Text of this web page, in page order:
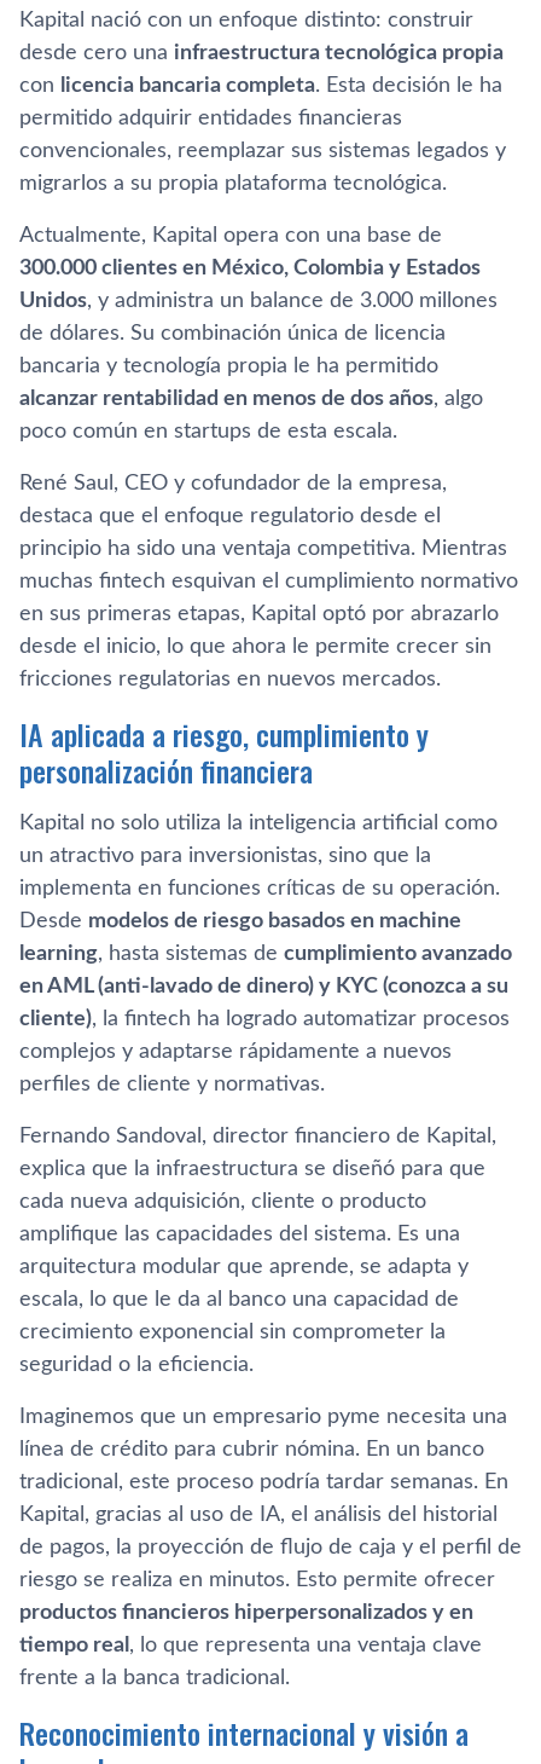
Kapital nació con un enfoque distinto: construir
desde cero una infraestructura tecnológica propia
con
licencia bancaria completa. Esta decisión le ha
permitido adquirir entidades financieras
convencionales, reemplazar sus sistemas legados y
migrarlos a su propia plataforma tecnológica.
Actualmente, Kapital opera con una base de
300.000 clientes en México, Colombia y Estados
Unidos, y administra un balance de 3.000 millones
de dólares. Su combinación única de licencia
bancaria y tecnología propia le ha permitido
alcanzar rentabilidad en menos de dos años, algo
poco común en startups de esta escala.
René Saul, CEO y cofundador de la empresa,
destaca que el enfoque regulatorio desde el
principio ha sido una ventaja competitiva. Mientras
muchas fintech esquivan el cumplimiento normativo
en sus primeras etapas, Kapital optó por abrazarlo
desde el inicio, lo que ahora le permite crecer sin
fricciones regulatorias en nuevos mercados.
IA aplicada a riesgo, cumplimiento y
personalización financiera
Kapital no solo utiliza la inteligencia artificial como
un atractivo para inversionistas, sino que la
implementa en funciones críticas de su operación.
Desde modelos de riesgo basados en machine
learning, hasta sistemas de cumplimiento avanzado
en AML (anti-lavado de dinero) y KYC (conozca a su
cliente), la fintech ha logrado automatizar procesos
complejos y adaptarse rápidamente a nuevos
perfiles de cliente y normativas.
Fernando Sandoval, director financiero de Kapital,
explica que la infraestructura se diseñó para que
cada nueva adquisición, cliente o producto
amplifique las capacidades del sistema. Es una
arquitectura modular que aprende, se adapta y
escala, lo que le da al banco una capacidad de
crecimiento exponencial sin comprometer la
seguridad o la eficiencia.
Imaginemos que un empresario pyme necesita una
línea de crédito para cubrir nómina. En un banco
tradicional, este proceso podría tardar semanas. En
Kapital, gracias al uso de IA, el análisis del historial
de pagos, la proyección de flujo de caja y el perfil de
riesgo se realiza en minutos. Esto permite ofrecer
productos financieros hiperpersonalizados y en
tiempo real , lo que representa una ventaja clave
frente a la banca tradicional.
Reconocimiento internacional y visión a